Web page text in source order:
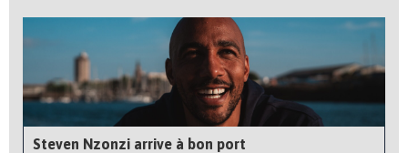
Steven Nzonzi arrive à bon port